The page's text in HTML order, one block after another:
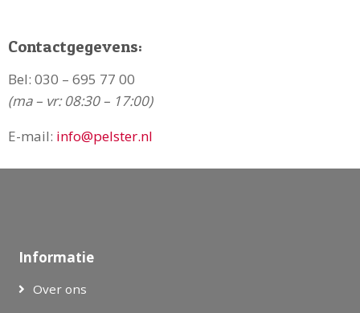
Contactgegevens:
Bel: 030 – 695 77 00
(ma – vr: 08:30 – 17:00)
E-mail: info@pelster.nl
Informatie
Over ons